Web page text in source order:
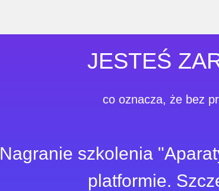
JESTEŚ
co oznacza, że ​​bez
Nagranie szkolenia
platformie.